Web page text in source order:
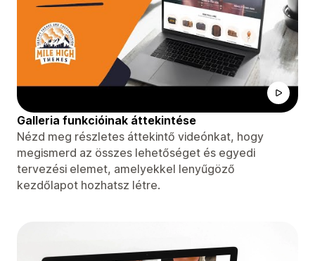
Galleria funkcióinak áttekintése
Nézd meg részletes áttekintő videónkat, hogy
megismerd az összes lehetőséget és egyedi
tervezési elemet, amelyekkel lenyűgöző
kezdőlapot hozhatsz létre.